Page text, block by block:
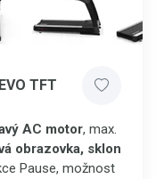
TFT
AC motor, max.
obrazovka, sklon
Pause, možnost